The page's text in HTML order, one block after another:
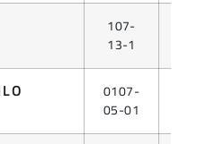
107-
13-1
0107-
05-01